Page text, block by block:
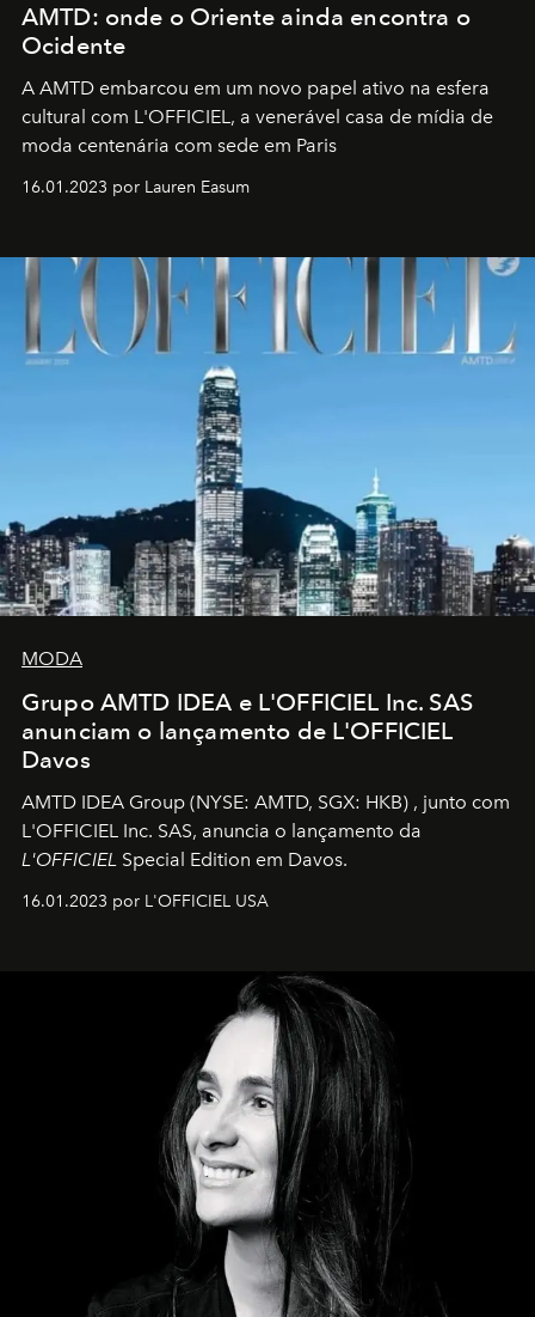
AMTD: onde o Oriente ainda encontra o
Ocidente
A AMTD embarcou em um novo papel ativo na esfera
cultural com L'OFFICIEL, a venerável casa de mídia de
moda centenária com sede em Paris
16.01.2023 por Lauren Easum
MODA
Grupo AMTD IDEA e L'OFFICIEL Inc. SAS
anunciam o lançamento de L'OFFICIEL
Davos
AMTD IDEA Group (NYSE: AMTD, SGX: HKB) , junto com
L'OFFICIEL Inc. SAS, anuncia o lançamento da
L'OFFICIEL Special Edition em Davos.
16.01.2023 por L'OFFICIEL USA